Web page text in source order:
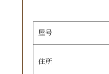
屋号
住所